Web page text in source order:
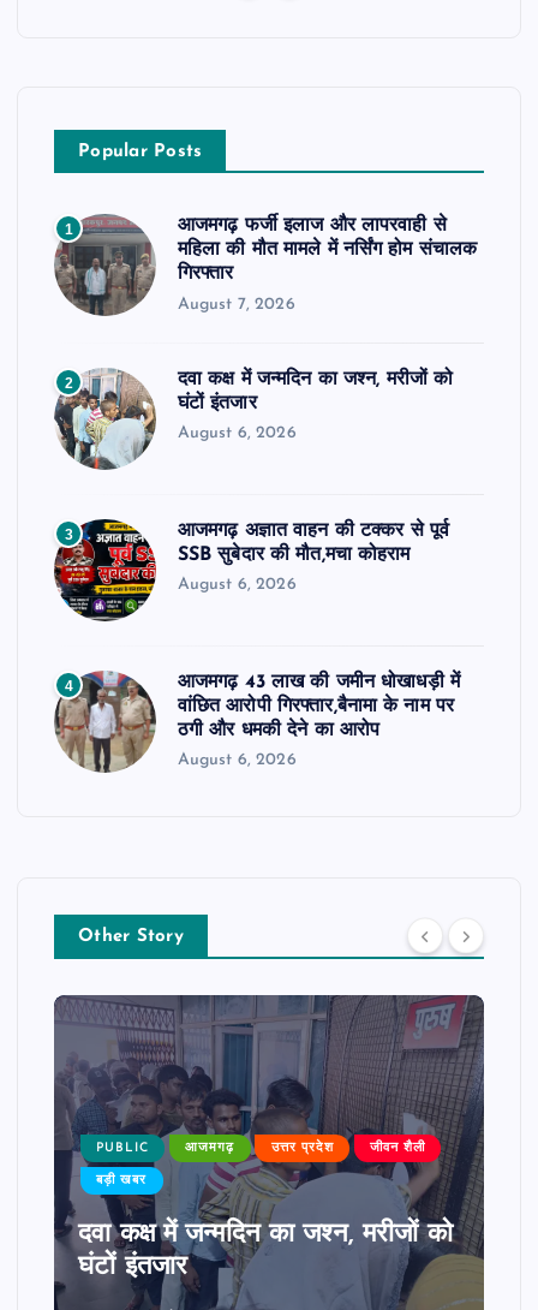
Popular Posts
1
आजमगढ़ फर्जी इलाज और लापरवाही से
महिला की मौत मामले में नर्सिंग होम संचालक
गिरफ्तार
August 7, 2026
2
दवा कक्ष में जन्मदिन का जश्न, मरीजों को
घंटों इंतजार
August 6, 2026
3
आजमगढ़ अज्ञात वाहन की टक्कर से पूर्व
SSB सुबेदार की मौत,मचा कोहराम
August 6, 2026
4
आजमगढ़ 43 लाख की जमीन धोखाधड़ी में
वांछित आरोपी गिरफ्तार,बैनामा के नाम पर
ठगी और धमकी देने का आरोप
August 6, 2026
Other Story
PUBLIC आजमगढ़ उत्तर प्रदेश जीवन शैली
बड़ी खबर
दवा कक्ष में जन्मदिन का जश्न, मरीजों को
घंटों इंतजार